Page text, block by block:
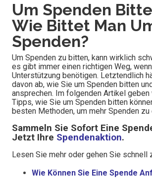
Um Spenden
Wie Bittet Man
Spenden?
Um Spenden zu bitten, kann wirklich
es gibt immer einen richtigen Weg,
Unterstützung benötigen. Letztendlich
davon ab, wie Sie um Spenden bitten
ansprechen. Im folgenden Artikel geben
Tipps, wie Sie um Spenden bitten
besten Methoden, um mehr Spenden zu
Sammeln Sie Sofort Eine
Jetzt Ihre Spendenaktion.
Lesen Sie mehr oder gehen Sie schnell
Wie Können Sie Eine Spende